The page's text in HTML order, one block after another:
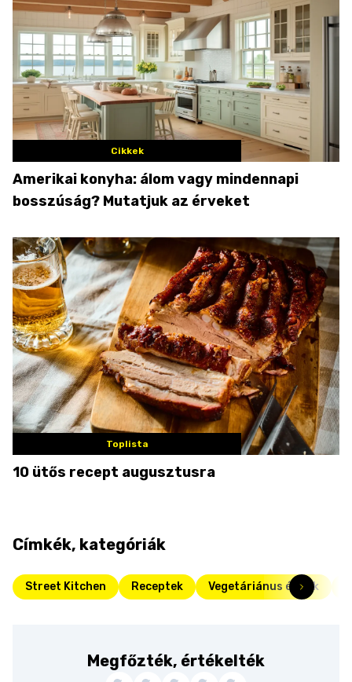
Cikkek
Amerikai konyha: álom vagy mindennapi
bosszúság? Mutatjuk az érveket
Toplista
10 ütős recept augusztusra
Címkék, kategóriák
Street Kitchen Receptek Vegetáriánus ételek
Megfőzték, értékelték